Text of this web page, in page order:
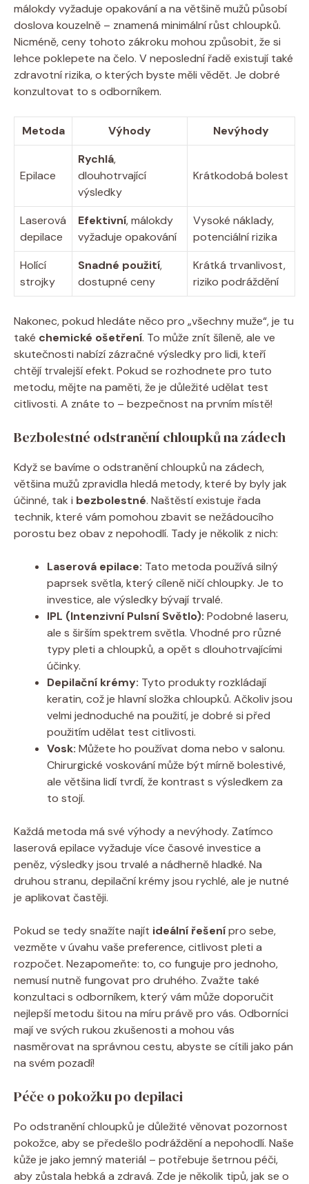
málokdy vyžaduje opakování a na většině mužů působí
doslova kouzelně – znamená minimální růst chloupků.
Nicméně, ceny tohoto zákroku mohou způsobit, že si
lehce poklepete na čelo. V neposlední řadě existují také
zdravotní rizika, o kterých byste měli vědět. Je dobré
konzultovat to s odborníkem.
Metoda Výhody Nevýhody
Epilace
Rychlá,
dlouhotrvající
výsledky
Krátkodobá bolest
Laserová
depilace
Efektivní, málokdy
vyžaduje opakování
Vysoké náklady,
potenciální rizika
Holící
strojky
Snadné použití,
dostupné ceny
Krátká trvanlivost,
riziko podráždění
Nakonec, pokud hledáte něco pro „všechny muže“, je tu
také chemické ošetření. To může znít šíleně, ale ve
skutečnosti nabízí zázračné výsledky pro lidi, kteří
chtějí trvalejší efekt. Pokud se rozhodnete pro tuto
metodu, mějte na paměti, že je důležité udělat test
citlivosti. A znáte to – bezpečnost na prvním místě!
Bezbolestné odstranění chloupků na zádech
Když se bavíme o odstranění chloupků na zádech,
většina mužů zpravidla hledá metody, které by byly jak
účinné, tak i bezbolestné. Naštěstí existuje řada
technik, které vám pomohou zbavit se nežádoucího
porostu bez obav z nepohodlí. Tady je několik z nich:
Laserová epilace: Tato metoda používá silný
paprsek světla, který cíleně ničí chloupky. Je to
investice, ale výsledky bývají trvalé.
IPL (Intenzivní Pulsní Světlo): Podobné laseru,
ale s širším spektrem světla. Vhodné pro různé
typy pleti a chloupků, a opět s dlouhotrvajícími
účinky.
Depilační krémy: Tyto produkty rozkládají
keratin, což je hlavní složka chloupků. Ačkoliv jsou
velmi jednoduché na použití, je dobré si před
použitím udělat test citlivosti.
Vosk: Můžete ho používat doma nebo v salonu.
Chirurgické voskování může být mírně bolestivé,
ale většina lidí tvrdí, že kontrast s výsledkem za
to stojí.
Každá metoda má své výhody a nevýhody. Zatímco
laserová epilace vyžaduje více časové investice a
peněz, výsledky jsou trvalé a nádherně hladké. Na
druhou stranu, depilační krémy jsou rychlé, ale je nutné
je aplikovat častěji.
Pokud se tedy snažíte najít ideální řešenípro sebe,
vezměte v úvahu vaše preference, citlivost pleti a
rozpočet. Nezapomeňte: to, co funguje pro jednoho,
nemusí nutně fungovat pro druhého. Zvažte také
konzultaci s odborníkem, který vám může doporučit
nejlepší metodu šitou na míru právě pro vás. Odborníci
mají ve svých rukou zkušenosti a mohou vás
nasměrovat na správnou cestu, abyste se cítili jako pán
na svém pozadí!
Péče o pokožku po depilaci
Po odstranění chloupků je důležité věnovat pozornost
pokožce, aby se předešlo podráždění a nepohodlí. Naše
kůže je jako jemný materiál – potřebuje šetrnou péči,
aby zůstala hebká a zdravá. Zde je několik tipů, jak se o